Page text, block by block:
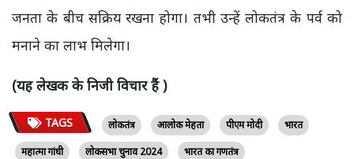
जनता के बीच सक्रिय रखना होगा। तभी उन्हें लोकतंत्र के पर्व को
मनाने का लाभ मिलेगा।
(यह लेखक के निजी विचार हैं )
TAGS लोकतंत्र आलोक मेहता पीएम मोदी
भारत
महात्मा गांधी
लोकसभा चुनाव 2024 भारत का गणतंत्र